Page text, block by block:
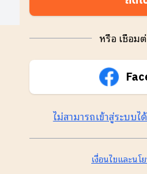
หรือ เชื่อม
ไม่สามารถเข้าสู่ระบบไ
เงื่อนไขและนโ